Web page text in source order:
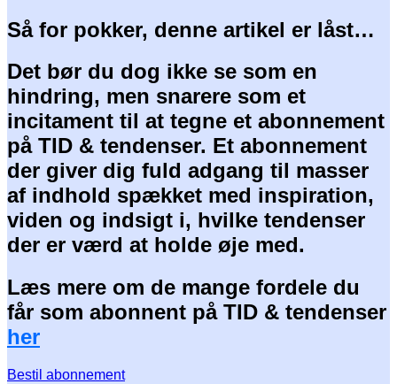
Så for pokker, denne artikel er låst…
Det bør du dog ikke se som en
hindring, men snarere som et
incitament til at tegne et abonnement
på TID & tendenser. Et abonnement
der giver dig fuld adgang til masser
af indhold spækket med inspiration,
viden og indsigt i, hvilke tendenser
der er værd at holde øje med.
Læs mere om de mange fordele du
får som abonnent på TID & tendenser
her
Bestil abonnement